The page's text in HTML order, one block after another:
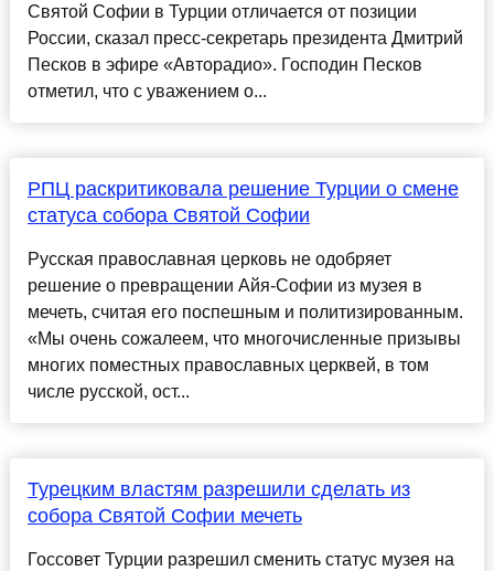
Святой Софии в Турции отличается от позиции
России, сказал пресс-секретарь президента Дмитрий
Песков в эфире «Авторадио». Господин Песков
отметил, что с уважением о...
РПЦ раскритиковала решение Турции о смене
статуса собора Святой Софии
Русская православная церковь не одобряет
решение о превращении Айя-Софии из музея в
мечеть, считая его поспешным и политизированным.
«Мы очень сожалеем, что многочисленные призывы
многих поместных православных церквей, в том
числе русской, ост...
Турецким властям разрешили сделать из
собора Святой Софии мечеть
Госсовет Турции разрешил сменить статус музея на